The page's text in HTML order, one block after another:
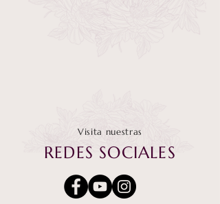
Visita nuestras
REDES SOCIALES